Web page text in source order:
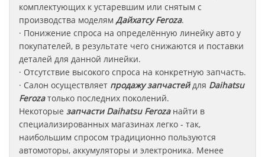
комплектующих к устаревшим или снятым с
производства моделям ДайхатсуFeroza.
· Понижение спроса на определённую линейку авто у
покупателей, в результате чего снижаются и поставки
деталей для данной линейки.
· Отсутствие высокого спроса на конкретную запчасть.
· Салон осуществляет продажу запчастейдля Daihatsu
Ferozaтолько последних поколений.
Некоторые запчасти Daihatsu Ferozaнайти в
специализированных магазинах легко - так,
наибольшим спросом традиционно пользуются
автомоторы, аккумуляторы и электроника. Менее